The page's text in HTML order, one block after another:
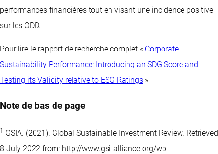
performances financières tout en visant une incidence positive
sur les ODD.
Pour lire le rapport de recherche complet « Corporate
Sustainability Performance: Introducing an SDG Score and
Testing its Validity relative to ESG Ratings »
Note de bas de page
1 GSIA. (2021). Global Sustainable Investment Review. Retrieved
8 July 2022 from: http://www.gsi-alliance.org/wp-